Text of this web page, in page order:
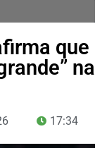
que
na
17:34